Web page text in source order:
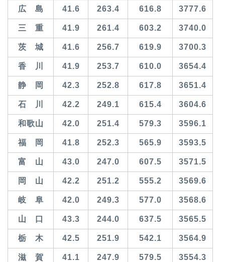
広 島 41.6 263.4 616.8 3777.6
三 重 41.9 261.4 603.2 3740.0
茨 城 41.6 256.7 619.9 3700.3
香 川 41.9 253.7 610.0 3654.4
静 岡 42.3 252.8 617.8 3651.4
石 川 42.2 249.1 615.4 3604.6
和歌山 42.0 251.4 579.3 3596.1
福 岡 41.8 252.3 565.9 3593.5
富 山 43.0 247.0 607.5 3571.5
岡 山 42.2 251.2 555.2 3569.6
岐 阜 42.0 249.3 577.0 3568.6
山 口 43.3 244.0 637.5 3565.5
栃 木 42.5 251.9 542.1 3564.9
滋 賀 41.1 247.9 579.5 3554.3